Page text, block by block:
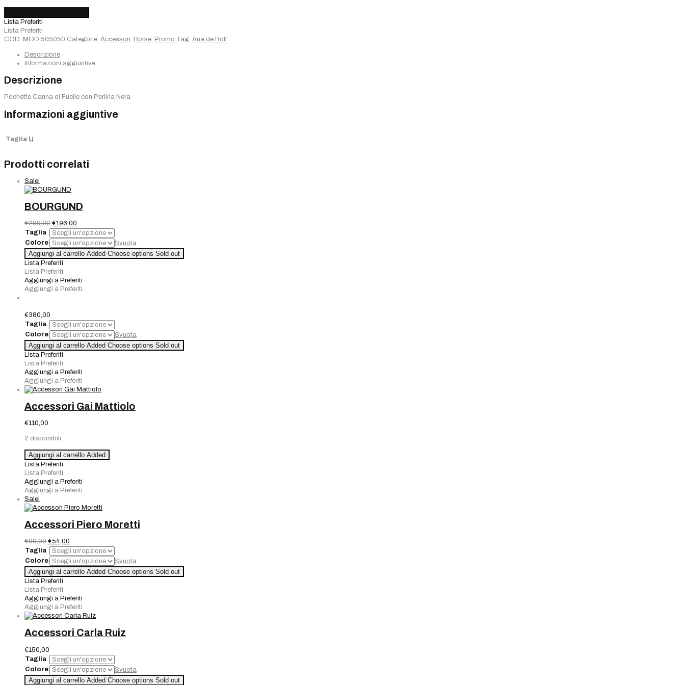
Canna
di
Fucile
Perlina
Nera
Lista Preferiti
Lista Preferiti
COD: MOD.505050 Categorie: Accessori, Borse, Promo Tag: Ana de Roll
Descrizione
Informazioni aggiuntive
Descrizione
Pochette Canna di Fucile con Perlina Nera
Informazioni aggiuntive
Taglia U
Prodotti correlati
Sale!
BOURGUND
€280,00 Il
prezzo
originale
era:
€280,00.
€196,00
prezzo
attuale
è:
€196,00.
Taglia
Colore
Svuota
BOURGUND
quantità
Aggiungi al carrello Added Choose options Sold out
Lista Preferiti
Lista Preferiti
Aggiungi a Preferiti
Aggiungi a Preferiti
€380,00
Taglia
Colore
Svuota
Quantità
Aggiungi al carrello Added Choose options Sold out
Lista Preferiti
Lista Preferiti
Aggiungi a Preferiti
Aggiungi a Preferiti
Accessori Gai Mattiolo
€110,00
2 disponibili
Accessori
Gai
Mattiolo
quantità
Aggiungi al carrello Added
Lista Preferiti
Lista Preferiti
Aggiungi a Preferiti
Aggiungi a Preferiti
Sale!
Accessori Piero Moretti
€90,00 Il
prezzo
originale
era:
€90,00.
€54,00
prezzo
attuale
è:
€54,00.
Taglia
Colore
Svuota
Accessori
Piero
Moretti
quantità
Aggiungi al carrello Added Choose options Sold out
Lista Preferiti
Lista Preferiti
Aggiungi a Preferiti
Aggiungi a Preferiti
Accessori Carla Ruiz
€150,00
Taglia
Colore
Svuota
Accessori
Aggiungi al carrello Added Choose options Sold out